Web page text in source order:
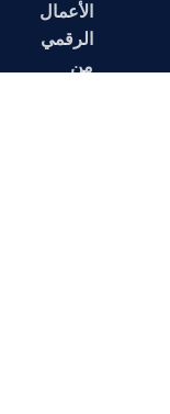
الأعمال
الرقمي
من